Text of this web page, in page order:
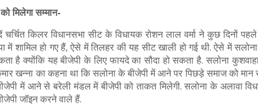
मिलेगा सम्मान-
किलर विधानसभा सीट के विधायक रोशन लाल वर्मा ने कुछ दिनों पहले
में शामिल हो गए हैं, ऐसे में तिलहर की यह सीट खाली हो गई थी. ऐसे में सलोना
है क्योंकि यह बीजेपी के लिए फायदे का सौदा हो सकता है. सलोना
खन्ना का कहना था कि सलोना के बीजेपी में आने पर पिछड़े समाज को मान
में आने से बरेली मंडल में बीजेपी को ताकत मिलेगी. सलोना के अलावा
जॉइन करने वाले हैं.